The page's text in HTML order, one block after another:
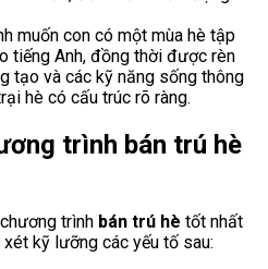
muốn con có một mùa hè tập
tiếng Anh, đồng thời được rèn
tạo và các kỹ năng sống thông
hè có cấu trúc rõ ràng.
trình bán trú hè
trình bán trú hè tốt nhất
kỹ lưỡng các yếu tố sau: